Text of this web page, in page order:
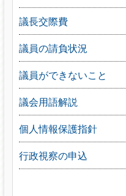
議長交際費
議員の請負状況
議員ができないこと
議会用語解説
個人情報保護指針
行政視察の申込